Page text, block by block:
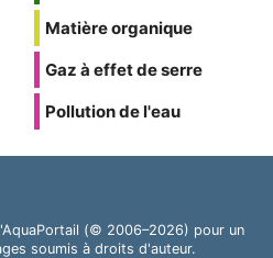
Matière organique
Gaz à effet de serre
Pollution de l'eau
(© 2006–2026) pour un
soumis à droits d'auteur.